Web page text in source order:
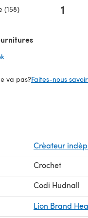
(158) 1
va pas?Faites-nous
Crèateur
Crochet
Codi Hudnall
Lion Brand